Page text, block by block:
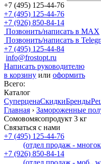
+7 (495) 125-44-76
+7 (495) 125-44-76
+7 (926) 850-84-14
Позвонить/написать в MAX
Позвонить/написать в
+7 (495) 125-44-84
info@frostopt.ru
Написать руководителю
в корзину или оформить
Всего:
Каталог
СуперценаСкидкиБренды
Главная › Замороженные
Сомовомясопродукт 3 кг
Связаться с нами
+7 (495) 125-44-76
(отдел продаж -
+7 (926) 850-84-14
(отдел продаж - моб.,